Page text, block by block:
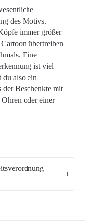
des Motivs.
immer größer
übertreiben
Eine
ist viel
du also ein
der Beschenkte mit
oder einer